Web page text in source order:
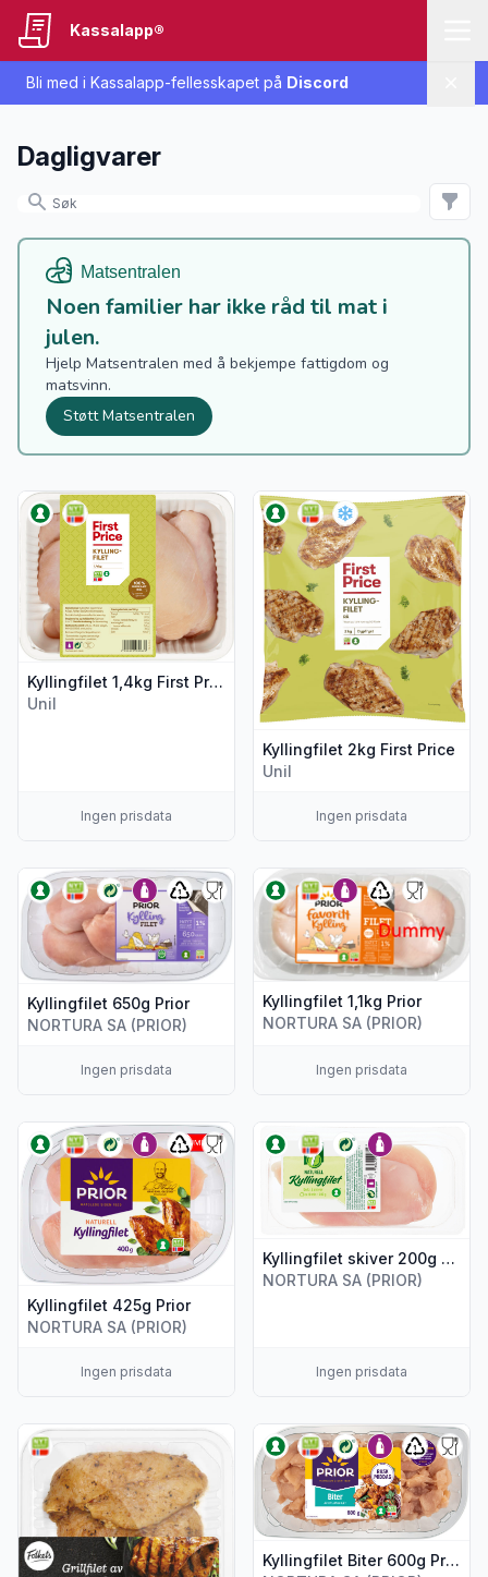
Bli med i Kassalapp-fellesskapet på Discord
Kassalapp®
Dagligvarer
Noen familier har ikke råd til mat i
julen.
Hjelp Matsentralen med å bekjempe fattigdom og
matsvinn.
Støtt Matsentralen
Kyllingfilet 1,4kg First Price
Unil
Ingen prisdata
Vis flere detaljer for produktet "Kyllingfilet 1,4kg First Price"
Kyllingfilet 2kg First Price
Unil
Ingen prisdata
Vis flere detaljer for
Kyllingfilet 650g Prior
NORTURA SA (PRIOR)
Ingen prisdata
Vis flere detaljer for produktet "Kyllingfilet 650g Prior"
Kyllingfilet 1,1kg Prior
NORTURA SA (PRIOR)
Ingen prisdata
Vis flere detaljer for
Kyllingfilet 425g Prior
NORTURA SA (PRIOR)
Ingen prisdata
Vis flere detaljer for produktet "Kyllingfilet 425g Prior"
Kyllingfilet skiver 200g Kiwi
NORTURA SA (PRIOR)
Ingen prisdata
Vis flere detaljer for
Vis flere detaljer for produktet "Grillfilet Kylling Korean
Kyllingfilet Biter 600g Prior
Vis flere detaljer for